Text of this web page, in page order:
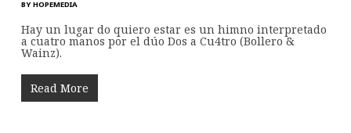
BY HOPEMEDIA
Hay un lugar do quiero estar es un himno interpretado
a cuatro manos por el dúo Dos a Cu4tro (Bollero &
Wainz).
Read More